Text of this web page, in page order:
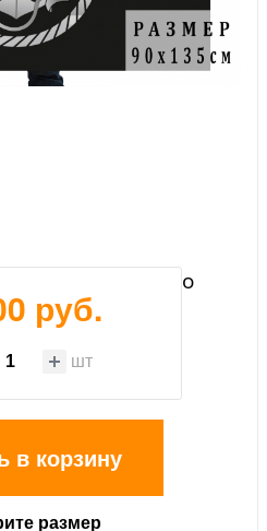
Балтийского
руб.
шт
в корзину
размер